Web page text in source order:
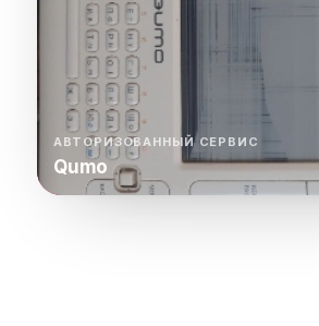
Встраиваемая свч
Осушитель воздуха
Водонагреватель
Кулер для воды
АВТОРИЗОВАННЫЙ СЕРВИС
Qumo